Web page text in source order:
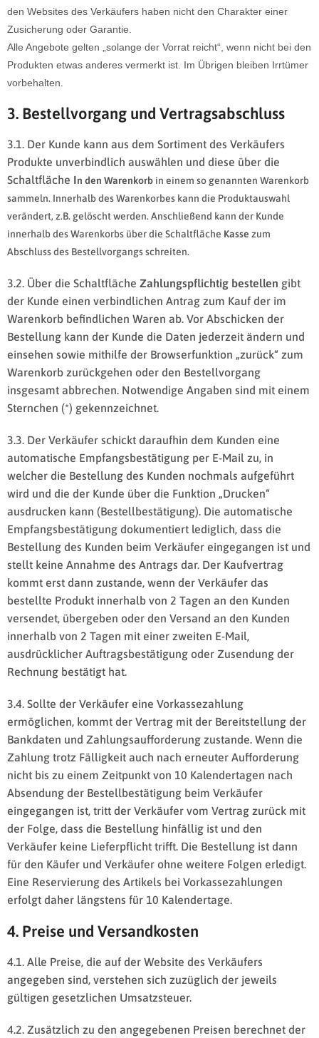
den Websites des Verkäufers haben nicht den Charakter einer
Zusicherung oder Garantie.
Alle Angebote gelten „solange der Vorrat reicht“, wenn nicht bei den
Produkten etwas anderes vermerkt ist. Im Übrigen bleiben Irrtümer
vorbehalten.
3. Bestellvorgang und Vertragsabschluss
3.1. Der Kunde kann aus dem Sortiment des Verkäufers
Produkte unverbindlich auswählen und diese über die
Schaltfläche In den Warenkorb in einem so genannten Warenkorb
sammeln. Innerhalb des Warenkorbes kann die Produktauswahl
verändert, z.B. gelöscht werden. Anschließend kann der Kunde
innerhalb des Warenkorbs über die Schaltfläche Kasse zum
Abschluss des Bestellvorgangs schreiten.
3.2. Über die Schaltfläche Zahlungspflichtig bestellen gibt
der Kunde einen verbindlichen Antrag zum Kauf der im
Warenkorb befindlichen Waren ab. Vor Abschicken der
Bestellung kann der Kunde die Daten jederzeit ändern und
einsehen sowie mithilfe der Browserfunktion „zurück“ zum
Warenkorb zurückgehen oder den Bestellvorgang
insgesamt abbrechen. Notwendige Angaben sind mit einem
Sternchen (*) gekennzeichnet.
3.3. Der Verkäufer schickt daraufhin dem Kunden eine
automatische Empfangsbestätigung per E-Mail zu, in
welcher die Bestellung des Kunden nochmals aufgeführt
wird und die der Kunde über die Funktion „Drucken“
ausdrucken kann (Bestellbestätigung). Die automatische
Empfangsbestätigung dokumentiert lediglich, dass die
Bestellung des Kunden beim Verkäufer eingegangen ist und
stellt keine Annahme des Antrags dar. Der Kaufvertrag
kommt erst dann zustande, wenn der Verkäufer das
bestellte Produkt innerhalb von 2 Tagen an den Kunden
versendet, übergeben oder den Versand an den Kunden
innerhalb von 2 Tagen mit einer zweiten E-Mail,
ausdrücklicher Auftragsbestätigung oder Zusendung der
Rechnung bestätigt hat.
3.4. Sollte der Verkäufer eine Vorkassezahlung
ermöglichen, kommt der Vertrag mit der Bereitstellung der
Bankdaten und Zahlungsaufforderung zustande. Wenn die
Zahlung trotz Fälligkeit auch nach erneuter Aufforderung
nicht bis zu einem Zeitpunkt von 10 Kalendertagen nach
Absendung der Bestellbestätigung beim Verkäufer
eingegangen ist, tritt der Verkäufer vom Vertrag zurück mit
der Folge, dass die Bestellung hinfällig ist und den
Verkäufer keine Lieferpflicht trifft. Die Bestellung ist dann
für den Käufer und Verkäufer ohne weitere Folgen erledigt.
Eine Reservierung des Artikels bei Vorkassezahlungen
erfolgt daher längstens für 10 Kalendertage.
4. Preise und Versandkosten
4.1. Alle Preise, die auf der Website des Verkäufers
angegeben sind, verstehen sich zuzüglich der jeweils
gültigen gesetzlichen Umsatzsteuer.
4.2. Zusätzlich zu den angegebenen Preisen berechnet der